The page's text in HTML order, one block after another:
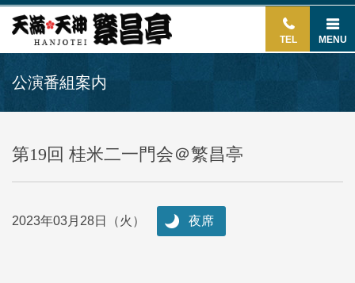
TEL MENU
公演番組案内
第19回 桂米二一門会＠繁昌亭
2023年03月28日（火） 夜席